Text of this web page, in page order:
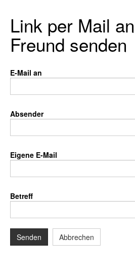
Link per Mail
Freund senden
E-Mail an
Absender
Eigene E-Mail
Betreff
Senden Abbrechen